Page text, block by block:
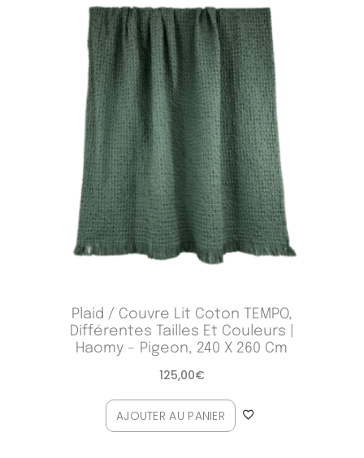
Plaid / Couvre Lit Coton TEMPO,
Différentes Tailles Et Couleurs |
Haomy – Pigeon, 240 X 260 Cm
125,00€
AJOUTER AU PANIER